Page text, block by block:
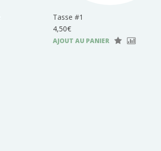
Tasse #1
4,50€
AJOUT AU PANIER